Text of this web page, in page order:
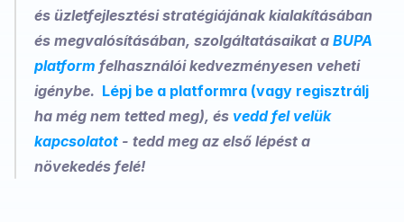
és üzletfejlesztési stratégiájának kialakításában
és megvalósításában, szolgáltatásaikat a BUPA
platform felhasználói kedvezményesen veheti
igénybe. Lépj be a platformra (vagy regisztrálj
ha még nem tetted meg), és vedd fel velük
kapcsolatot - tedd meg az első lépést a
növekedés felé!